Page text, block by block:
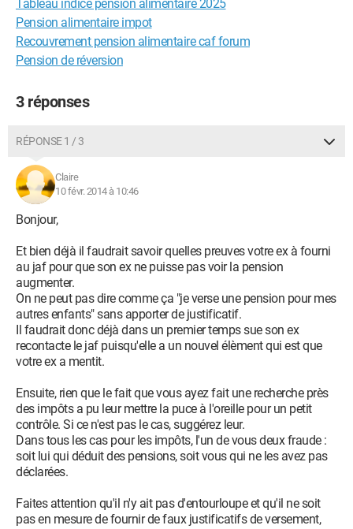
Tableau indice pension alimentaire 2025
Pension alimentaire impot
Recouvrement pension alimentaire caf forum
Pension de réversion
3 réponses
RÉPONSE 1 / 3
Claire
10 févr. 2014 à 10:46
Bonjour,
Et bien déjà il faudrait savoir quelles preuves votre ex à fourni
au jaf pour que son ex ne puisse pas voir la pension
augmenter.
On ne peut pas dire comme ça "je verse une pension pour mes
autres enfants" sans apporter de justificatif.
Il faudrait donc déjà dans un premier temps sue son ex
recontacte le jaf puisqu'elle a un nouvel élèment qui est que
votre ex a mentit.
Ensuite, rien que le fait que vous ayez fait une recherche près
des impôts a pu leur mettre la puce à l'oreille pour un petit
contrôle. Si ce n'est pas le cas, suggérez leur.
Dans tous les cas pour les impôts, l'un de vous deux fraude :
soit lui qui déduit des pensions, soit vous qui ne les avez pas
déclarées.
Faites attention qu'il n'y ait pas d'entourloupe et qu'il ne soit
pas en mesure de fournir de faux justificatifs de versement,